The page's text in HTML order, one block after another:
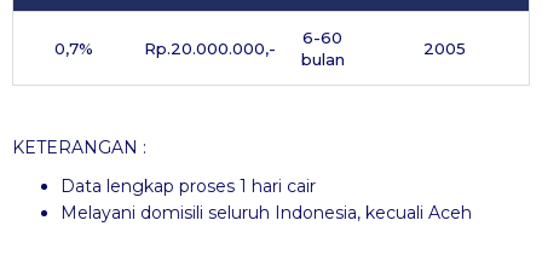
0,7% Rp.20.000.000,-
6-60
bulan
2005
KETERANGAN :
Data lengkap proses 1 hari cair
Melayani domisili seluruh Indonesia, kecuali Aceh